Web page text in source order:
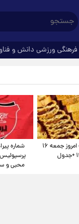
فرهنگیورزشی دانش و
قیمت طلا و سکه امروز جمعه ۱۶
شماره
پرسپولیس
محبی و